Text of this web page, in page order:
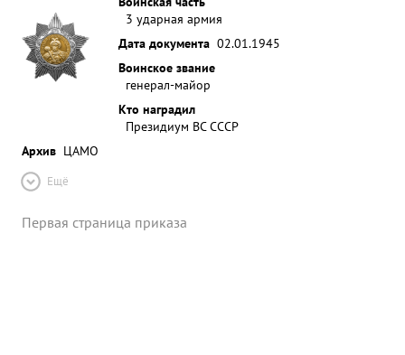
3 ударная армия
Дата документа 02.01.1945
Воинское звание
генерал-майор
Кто наградил
Президиум ВС СССР
Архив ЦАМО
Ещё
Первая страница приказа